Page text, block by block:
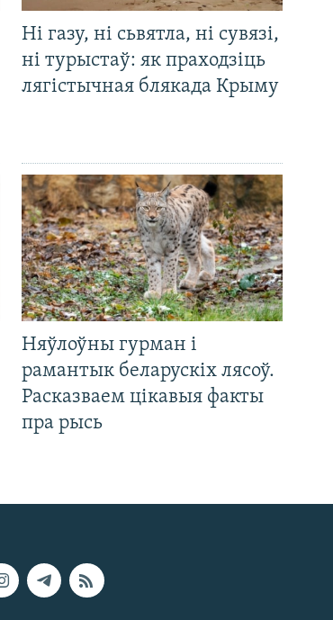
Ні газу, ні сьвятла, ні сувязі,
ні турыстаў: як праходзіць
лягістычная блякада Крыму
Няўлоўны гурман і
рамантык беларускіх лясоў.
Расказваем цікавыя факты
пра рысь